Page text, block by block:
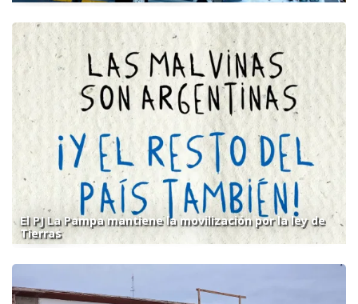
El PJ La Pampa mantiene la movilización por la ley de
Tierras